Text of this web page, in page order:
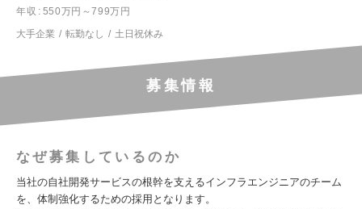
年収
550万円～799万円
大手企業
転勤なし 土日祝休み
募集情報
なぜ募集しているのか
当社の自社開発サービスの根幹を支えるインフラエンジニアのチーム
を、体制強化するための採用となります。